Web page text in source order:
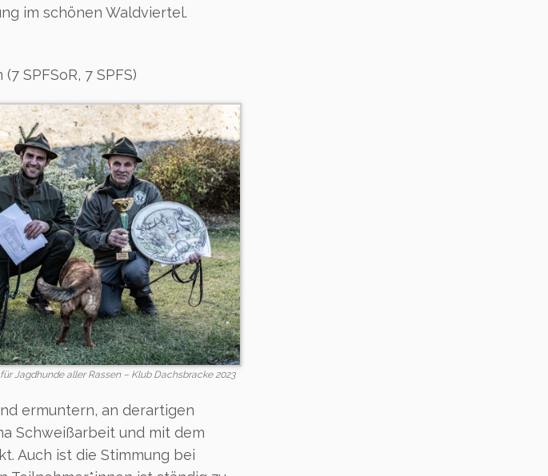
im schönen Waldviertel.
SPFSoR, 7 SPFS)
Jagdhunde aller Rassen – Klub Dachsbracke 2023
ermuntern, an derartigen
Schweißarbeit und mit dem
Auch ist die Stimmung bei